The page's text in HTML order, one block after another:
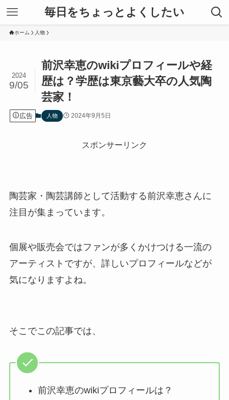
毎日をちょっとよくしたい
ホーム 人物
前沢幸恵のwikiプロフィールや経
歴は？学歴は東京藝大卒の人気陶
芸家！
2024
9/05
広告 人物 2024年9月5日
スポンサーリンク
陶芸家・陶芸講師として活動する前沢幸恵さんに
注目が集まっています。
個展や販売会ではファンが多くかけつける一流の
アーティストですが、詳しいプロフィールなどが
気になりますよね。
そこでこの記事では、
前沢幸恵のwikiプロフィールは？